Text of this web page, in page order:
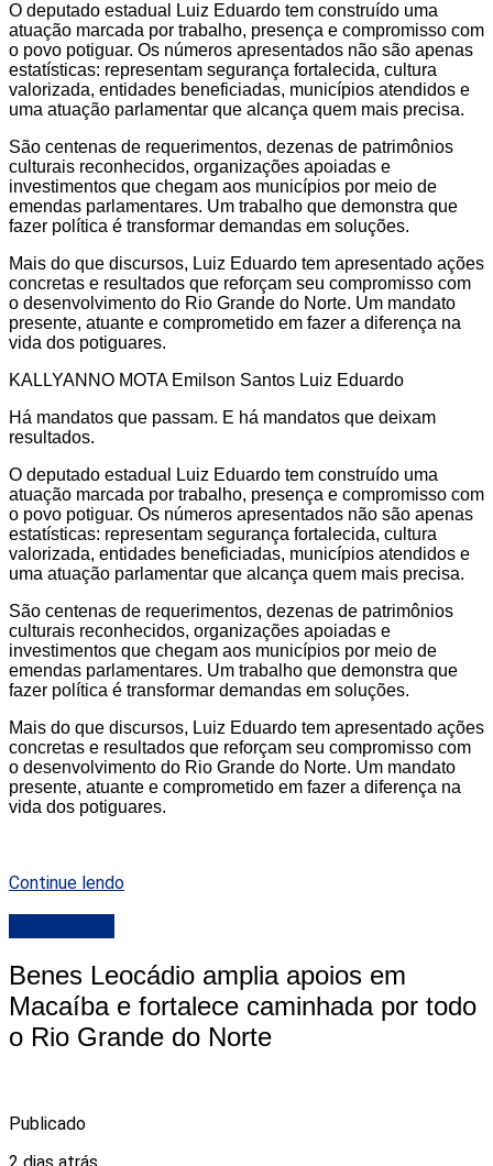
O deputado estadual Luiz Eduardo tem construído uma
atuação marcada por trabalho, presença e compromisso com
o povo potiguar. Os números apresentados não são apenas
estatísticas: representam segurança fortalecida, cultura
valorizada, entidades beneficiadas, municípios atendidos e
uma atuação parlamentar que alcança quem mais precisa.
São centenas de requerimentos, dezenas de patrimônios
culturais reconhecidos, organizações apoiadas e
investimentos que chegam aos municípios por meio de
emendas parlamentares. Um trabalho que demonstra que
fazer política é transformar demandas em soluções.
Mais do que discursos, Luiz Eduardo tem apresentado ações
concretas e resultados que reforçam seu compromisso com
o desenvolvimento do Rio Grande do Norte. Um mandato
presente, atuante e comprometido em fazer a diferença na
vida dos potiguares.
KALLYANNO MOTA Emilson Santos Luiz Eduardo
Há mandatos que passam. E há mandatos que deixam
resultados.
O deputado estadual Luiz Eduardo tem construído uma
atuação marcada por trabalho, presença e compromisso com
o povo potiguar. Os números apresentados não são apenas
estatísticas: representam segurança fortalecida, cultura
valorizada, entidades beneficiadas, municípios atendidos e
uma atuação parlamentar que alcança quem mais precisa.
São centenas de requerimentos, dezenas de patrimônios
culturais reconhecidos, organizações apoiadas e
investimentos que chegam aos municípios por meio de
emendas parlamentares. Um trabalho que demonstra que
fazer política é transformar demandas em soluções.
Mais do que discursos, Luiz Eduardo tem apresentado ações
concretas e resultados que reforçam seu compromisso com
o desenvolvimento do Rio Grande do Norte. Um mandato
presente, atuante e comprometido em fazer a diferença na
vida dos potiguares.
Continue lendo
Benes Leocádio amplia apoios em
Macaíba e fortalece caminhada por todo
o Rio Grande do Norte
Publicado
2 dias atrás